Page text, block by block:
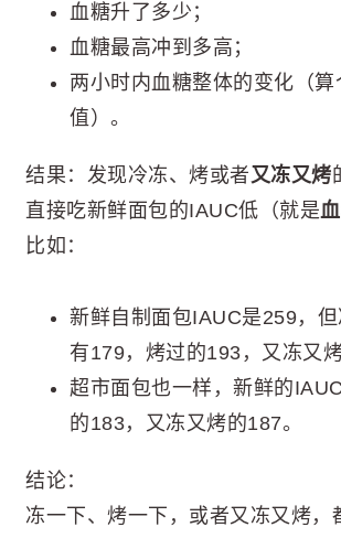
血糖升了多少；
血糖最高冲到多高；
两小时内血糖整体的变化（
值）。
结果：发现冷冻、烤或者又冻又烤
直接吃新鲜面包的IAUC低（就是
比如：
新鲜自制面包IAUC是259，
有179，烤过的193，又冻又烤
超市面包也一样，新鲜的
的183，又冻又烤的187。
结论：
冻一下、烤一下，或者又冻又烤，